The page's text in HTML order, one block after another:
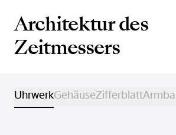
Architektur des
Zeitmessers
UhrwerkGehäuseZifferblatt